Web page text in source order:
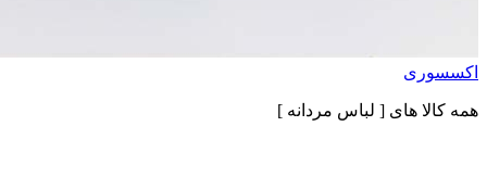
اکسسوری
همه کالا های [ لباس مردانه ]